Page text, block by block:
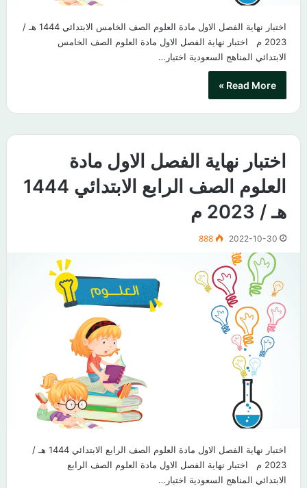
اختبار نهاية الفصل الاول مادة العلوم الصف الخامس الابتدائي 1444 هـ /
2023 م اختبار نهاية الفصل الاول مادة العلوم الصف الخامس
الابتدائي المناهج السعودية اختبار…
Read More »
اختبار نهاية الفصل الاول مادة
العلوم الصف الرابع الابتدائي 1444
هـ / 2023 م
2022-10-30
888
اختبار نهاية الفصل الاول مادة العلوم الصف الرابع الابتدائي 1444 هـ /
2023 م اختبار نهاية الفصل الاول مادة العلوم الصف الرابع
الابتدائي المناهج السعودية اختبار…